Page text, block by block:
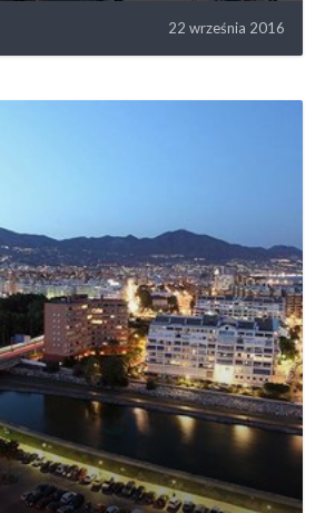
22 września 2016